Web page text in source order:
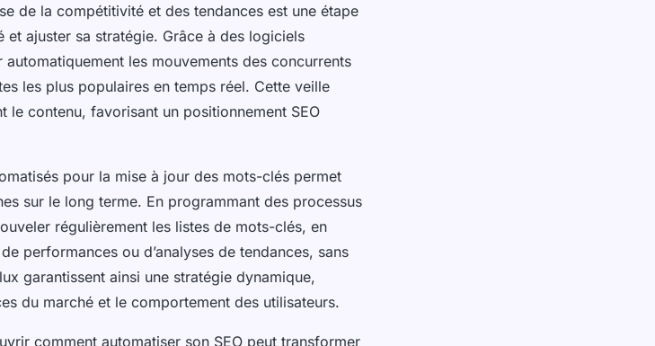
de la compétitivité et des tendances est une étape
ajuster sa stratégie. Grâce à des logiciels
les mouvements des concurrents
les plus populaires en temps réel. Cette veille
le contenu, favorisant un positionnement SEO
pour la mise à jour des mots-clés permet
sur le long terme. En programmant des processus
régulièrement les listes de mots-clés, en
performances ou d’analyses de tendances, sans
garantissent ainsi une stratégie dynamique,
du marché et le comportement des utilisateurs.
comment automatiser son SEO peut transformer